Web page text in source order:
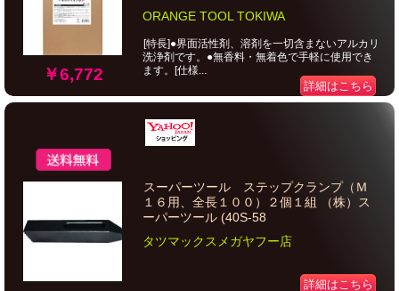
￥6,772
ORANGE TOOL TOKIWA
[特長]●界面活性剤、溶剤を一切含まないアルカリ
洗浄剤です。●無香料・無着色で手軽に使用でき
ます。[仕様...
詳細はこちら
スーパーツール ステップクランプ（Ｍ
１６用、全長１００）２個１組 （株）ス
ーパーツール (40S-58
タツマックスメガヤフー店
詳細はこちら